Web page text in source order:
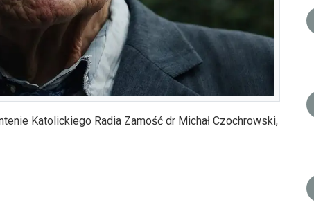
Katolickiego Radia Zamość dr Michał Czochrowski,